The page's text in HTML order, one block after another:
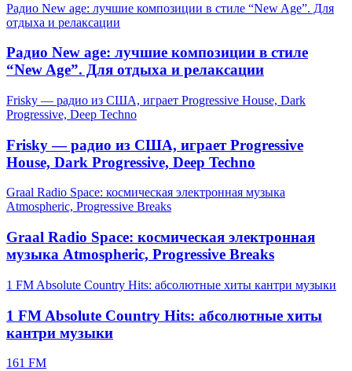
Радио New age: лучшие композиции в стиле “New Age”. Для
отдыха и релаксации
Радио New age: лучшие композиции в стиле
“New Age”. Для отдыха и релаксации
Frisky — радио из США, играет Progressive House, Dark
Progressive, Deep Techno
Frisky — радио из США, играет Progressive
House, Dark Progressive, Deep Techno
Graal Radio Space: космическая электронная музыка
Atmospheric, Progressive Breaks
Graal Radio Space: космическая электронная
музыка Atmospheric, Progressive Breaks
1 FM Absolute Country Hits: абсолютные хиты кантри музыки
1 FM Absolute Country Hits: абсолютные хиты
кантри музыки
161 FM